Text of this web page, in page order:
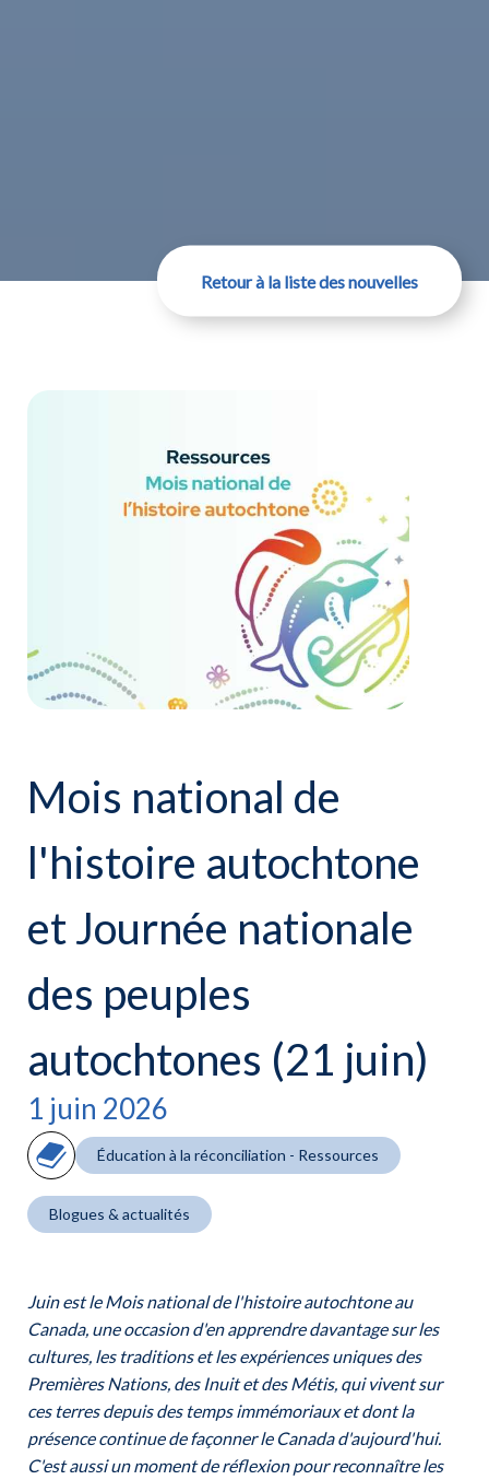
Retour à la liste des nouvelles
Mois national de
l'histoire autochtone
et Journée nationale
des peuples
autochtones (21 juin)
1 juin 2026
Éducation à la réconciliation - Ressources
Blogues & actualités
Juin est le Mois national de l'histoire autochtone au
Canada, une occasion d'en apprendre davantage sur les
cultures, les traditions et les expériences uniques des
Premières Nations, des Inuit et des Métis, qui vivent sur
ces terres depuis des temps immémoriaux et dont la
présence continue de façonner le Canada d'aujourd'hui.
C'est aussi un moment de réflexion pour reconnaître les